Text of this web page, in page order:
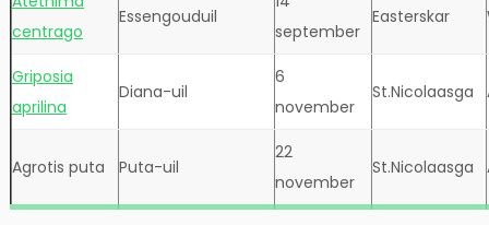
centrago
Essengouduil
september
Easterskar
Griposia
aprilina
Diana-uil
6
november
St.Nicolaasga
Agrotis puta Puta-uil
22
november
St.Nicolaasga